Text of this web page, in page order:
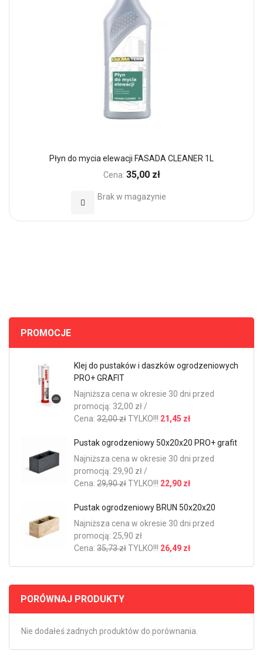
Płyn do mycia elewacji FASADA CLEANER 1L
Cena: 35,00 zł
Brak w magazynie
Dodaj do Ulubionych
PROMOCJE
Klej do pustaków i daszków ogrodzeniowych
PRO+ GRAFIT
Najniższa cena w okresie 30 dni przed
promocją: 32,00 zł /
Cena: 32,00 złTYLKO!!! 21,45 zł
Pustak ogrodzeniowy 50x20x20 PRO+ grafit
Najniższa cena w okresie 30 dni przed
promocją: 29,90 zł /
Cena: 29,90 złTYLKO!!! 22,90 zł
Pustak ogrodzeniowy BRUN 50x20x20
Najniższa cena w okresie 30 dni przed
promocją: 25,90 zł
Cena: 35,73 złTYLKO!!! 26,49 zł
PORÓWNAJ PRODUKTY
Nie dodałeś żadnych produktów do porównania.